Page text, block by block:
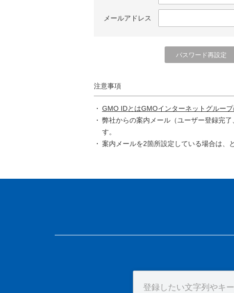
メールアドレス
注意事項
GMO IDとはGMOインターネットグルー
弊社からの案内メール（ユーザー登録完
す。
案内メールを2箇所設定している場合は、